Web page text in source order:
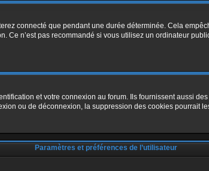
connecté que pendant une durée déterminée. Cela
Ce n’est pas recommandé si vous utilisez un ordinateur
et votre connexion au forum. Ils fournissent aussi
ou de déconnexion, la suppression des cookies pourrait
Paramètres et préférences de l’utilisateur